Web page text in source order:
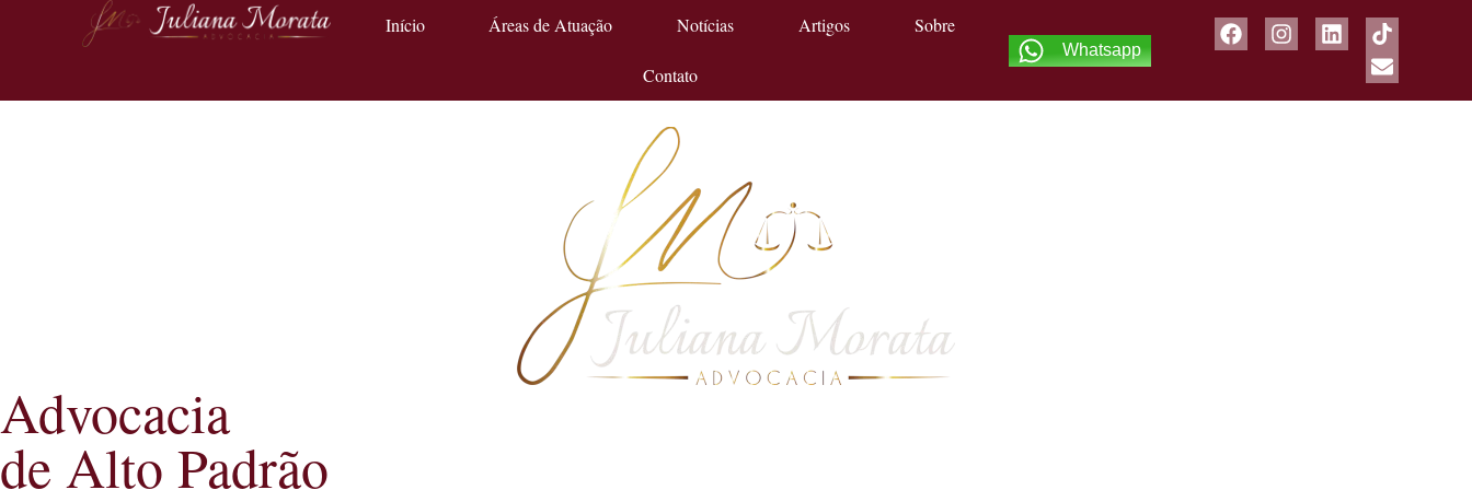
Início Áreas de Atuação Notícias Artigos Sobre
Contato
Whatsapp
Advocacia
de Alto Padrão